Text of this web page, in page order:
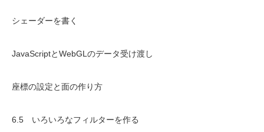
シェーダーを書く
JavaScriptとWebGLのデータ受け渡し
座標の設定と面の作り方
6.5 いろいろなフィルターを作る